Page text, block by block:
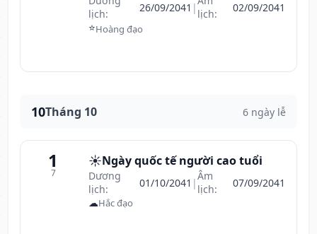
lịch:
26/09/2041 |lịch:
02/09/2041
⭐Hoàng đạo
10Tháng 10 6 ngày lễ
1
7
☀️Ngày quốc tế người cao tuổi
Dương
lịch:
01/10/2041 |Âm
lịch:
07/09/2041
☁Hắc đạo